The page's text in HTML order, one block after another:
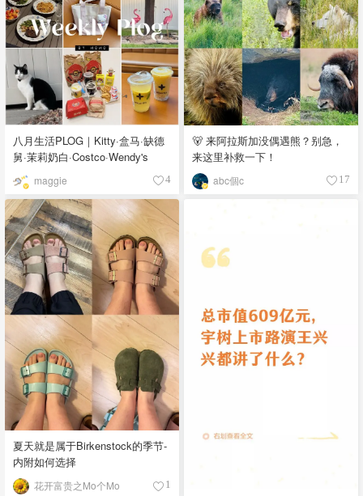
八月生活PLOG｜Kitty·盒马·缺德
舅·茉莉奶白·Costco·Wendy's
maggie 4
🐻 来阿拉斯加没偶遇熊？别急，
来这里补救一下！
abc個c 17
夏天就是属于Birkenstock的季节-
内附如何选择
花开富贵之Mo个Mo 1